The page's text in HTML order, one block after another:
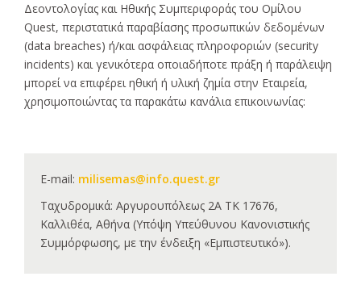
Δεοντολογίας και Ηθικής Συμπεριφοράς του Ομίλου
Quest, περιστατικά παραβίασης προσωπικών δεδομένων
(data breaches) ή/και ασφάλειας πληροφοριών (security
incidents) και γενικότερα οποιαδήποτε πράξη ή παράλειψη
μπορεί να επιφέρει ηθική ή υλική ζημία στην Εταιρεία,
χρησιμοποιώντας τα παρακάτω κανάλια επικοινωνίας:
E-mail: milisemas@info.quest.gr
Ταχυδρομικά: Αργυρουπόλεως 2Α ΤΚ 17676,
Καλλιθέα, Αθήνα (Υπόψη Υπεύθυνου Κανονιστικής
Συμμόρφωσης, με την ένδειξη «Εμπιστευτικό»).